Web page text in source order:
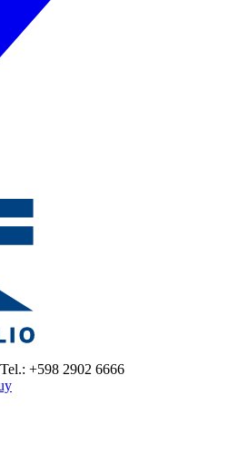
+598 2902 6666